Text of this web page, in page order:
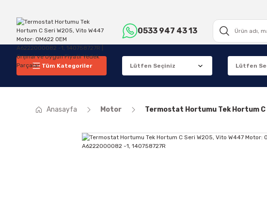
0533 947 43 13
Tüm Kategoriler
Anasayfa Motor Termostat Hortumu Tek Hortum C